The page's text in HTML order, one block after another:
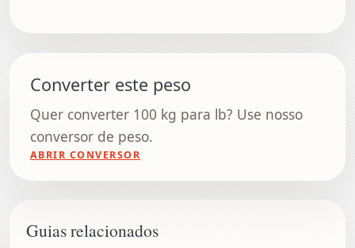
Converter este peso
Quer converter 100 kg para lb? Use nosso
conversor de peso.
ABRIR CONVERSOR
Guias relacionados